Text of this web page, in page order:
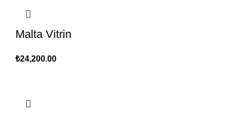
Malta Vitrin
₺24,200.00